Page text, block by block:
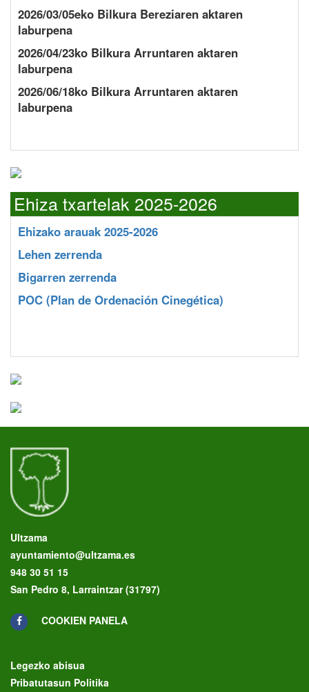
2026/03/05eko Bilkura Bereziaren aktaren
laburpena
2026/04/23ko Bilkura Arruntaren aktaren
laburpena
2026/06/18ko Bilkura Arruntaren aktaren
laburpena
Ehiza txartelak 2025-2026
Ehizako arauak 2025-2026
Lehen zerrenda
Bigarren zerrenda
POC (Plan de Ordenación Cinegética)
Ultzama
ayuntamiento@ultzama.es
948 30 51 15
San Pedro 8, Larraintzar (31797)
COOKIEN PANELA
Legezko abisua
Pribatutasun Politika